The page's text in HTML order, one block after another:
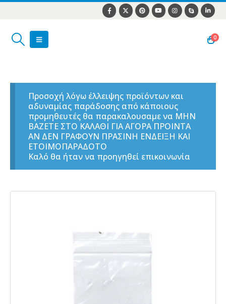
0
Προσοχή λόγω έλλειψης προϊόντων και
αδυναμίας παράδοσης από κάποιους
προμηθευτές θα παρακαλουσαμε να ΜΗΝ
ΒΑΖΕΤΕ ΣΤΟ ΚΑΛΑΘΙ ΓΙΑ ΑΓΟΡΑ ΠΡΟΙΝΤΑ
ΑΝ ΔΕΝ ΓΡΑΦΟΥΝ ΠΡΑΣΙΝΗ ΕΝΔΕΙΞΗ ΚΑΙ
ΕΤΟΙΜΟΠΑΡΑΔΟΤΟ
Καλό θα ήταν να προηγηθεί επικοινωνία